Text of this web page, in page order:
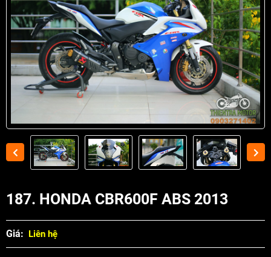
187. HONDA CBR600F ABS 2013
Giá: Liên hệ